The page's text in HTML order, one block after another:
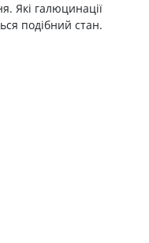
Які галюцинації
подібний стан.